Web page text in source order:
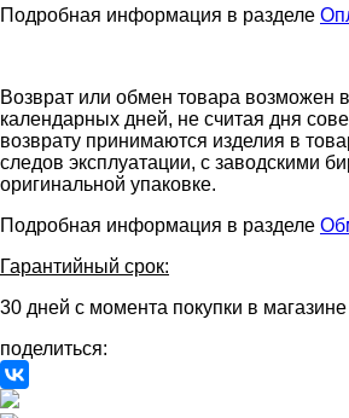
Подробная информация в разделе
Возврат или обмен товара возможен
календарных дней, не считая дня
возврату принимаются изделия в
следов эксплуатации, с заводскими
оригинальной упаковке.
Подробная информация в разделе
Гарантийный срок:
30 дней с момента покупки в
поделиться: